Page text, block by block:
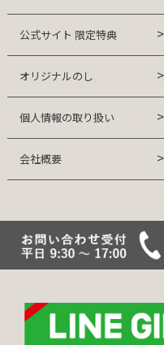
公式サイト 限定特典
オリジナルのし
個人情報の取り扱い
会社概要